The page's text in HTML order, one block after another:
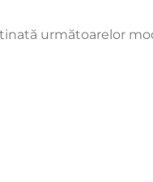
următoarelor